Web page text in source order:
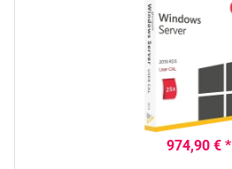
974,90 € *